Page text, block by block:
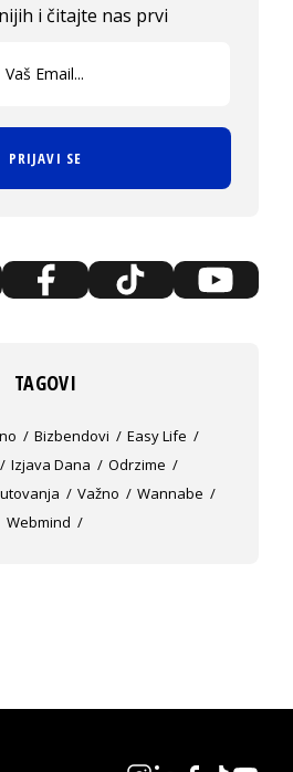
i čitajte nas prvi
PRIJAVI SE
TAGOVI
Bizbendovi
Easy Life
Izjava Dana
Odrzime
Važno
Wannabe
Webmind